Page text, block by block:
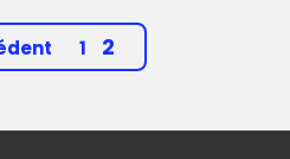
Page
1 Page
2